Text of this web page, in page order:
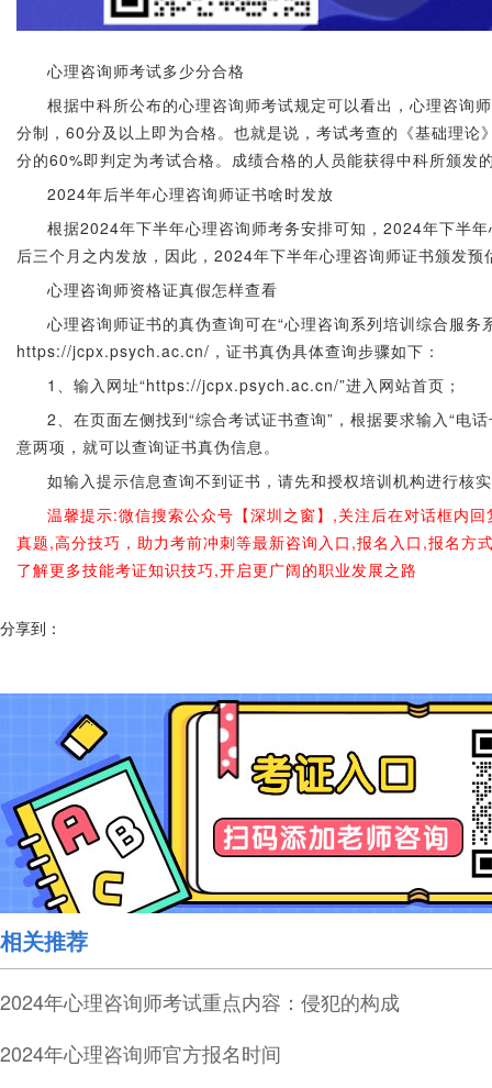
心理咨询师考试多少分合格
根据中科所公布的心理咨询师考试规定可以看出，心理咨询
分制，60分及以上即为合格。也就是说，考试考查的《基础理论
分的60%即判定为考试合格。成绩合格的人员能获得中科所颁发
2024年后半年心理咨询师证书啥时发放
根据2024年下半年心理咨询师考务安排可知，2024年下半
后三个月之内发放，因此，2024年下半年心理咨询师证书颁发
心理咨询师资格证真假怎样查看
心理咨询师证书的真伪查询可在“心理咨询系列培训综合服务
https://jcpx.psych.ac.cn/，证书真伪具体查询步骤如下：
1、输入网址“https://jcpx.psych.ac.cn/”进入网站首页；
2、在页面左侧找到“综合考试证书查询”，根据要求输入“电
意两项，就可以查询证书真伪信息。
如输入提示信息查询不到证书，请先和授权培训机构进行核
温馨提示:微信搜索公众号【深圳之窗】,关注后在对话框内
真题,高分技巧，助力考前冲刺等最新咨询入口,报名入口,报名方
了解更多技能考证知识技巧,开启更广阔的职业发展之路
分享到：
相关推荐
2024年心理咨询师考试重点内容：侵犯的构成
2024年心理咨询师官方报名时间